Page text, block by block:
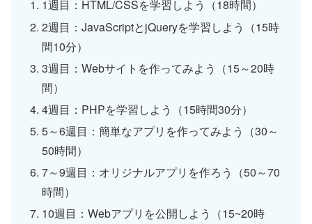
1週目：HTML/CSSを学習しよう（18時間）
2週目：JavaScriptとjQueryを学習しよう（15時
間10分）
3週目：Webサイトを作ってみよう（15～20時
間）
4週目：PHPを学習しよう（15時間30分）
5～6週目：簡単なアプリを作ってみよう（30～
50時間）
7～9週目：オリジナルアプリを作ろう（50～70
時間）
10週目：Webアプリを公開しよう（15~20時